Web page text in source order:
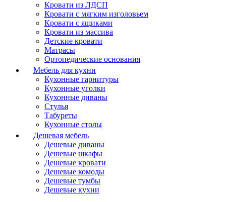
Кровати из ЛДСП
Кровати с мягким изголовьем
Кровати с ящиками
Кровати из массива
Детские кровати
Матрасы
Ортопедические основания
Мебель для кухни
Кухонные гарнитуры
Кухонные уголки
Кухонные диваны
Стулья
Табуреты
Кухонные столы
Дешевая мебель
Дешевые диваны
Дешевые шкафы
Дешевые кровати
Дешевые комоды
Дешевые тумбы
Дешевые кухни